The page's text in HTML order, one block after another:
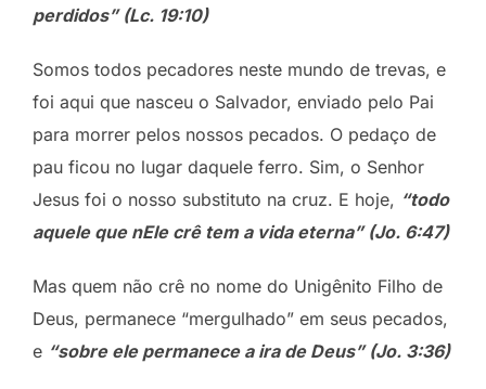
perdidos” (Lc. 19:10)
Somos todos pecadores neste mundo de trevas, e
foi aqui que nasceu o Salvador, enviado pelo Pai
para morrer pelos nossos pecados. O pedaço de
pau ficou no lugar daquele ferro. Sim, o Senhor
Jesus foi o nosso substituto na cruz. E hoje, “todo
aquele que nEle crê tem a vida eterna” (Jo. 6:47)
Mas quem não crê no nome do Unigênito Filho de
Deus, permanece “mergulhado” em seus pecados,
e “sobre ele permanece a ira de Deus” (Jo. 3:36)